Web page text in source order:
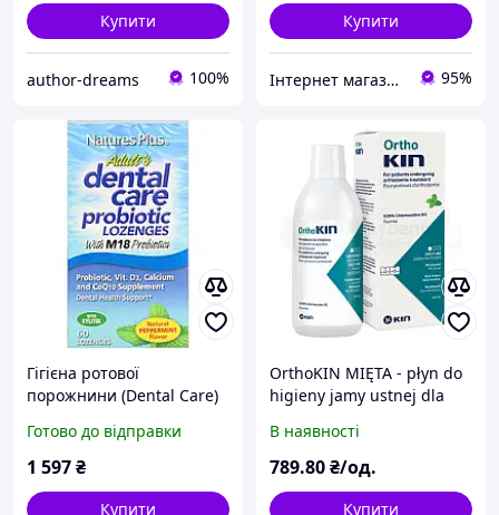
Купити
author-dreams 100%
Купити
Інтернет магазин «Smart Life» 95%
Гігієна ротової
порожнини (Dental Care)
Готово до відправки
1 597₴
Купити
OrthoKIN MIĘTA - płyn do
higieny jamy ustnej dla
ortodontyczny - 500ml
В наявності
789.80₴/од.
Купити